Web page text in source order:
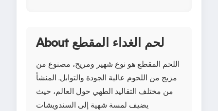
About لحم الغداء المقطع
اللحم المقطع هو نوع شهير ومريح، مصنوع من
مزيج من اللحوم عالية الجودة والتوابل. المنشأ
من مختلف التقاليد الطهي حول العالم، حيث
يضيف لمسة شهية إلى السندويشات